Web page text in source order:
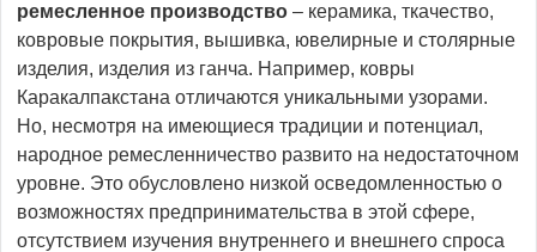
ремесленное производство – керамика, ткачество,
ковровые покрытия, вышивка, ювелирные и столярные
изделия, изделия из ганча. Например, ковры
Каракалпакстана отличаются уникальными узорами.
Но, несмотря на имеющиеся традиции и потенциал,
народное ремесленничество развито на недостаточном
уровне. Это обусловлено низкой осведомленностью о
возможностях предпринимательства в этой сфере,
отсутствием изучения внутреннего и внешнего спроса